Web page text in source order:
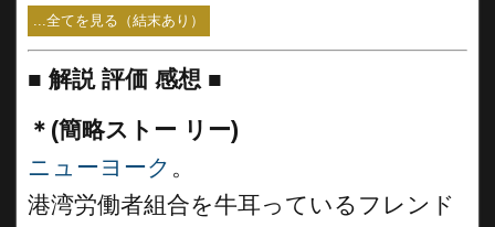
...全てを見る（結末あり）
■ 解説 評価 感想 ■
＊(簡略ストー リー)
ニューヨーク 。
港湾労働者組合を牛耳っているフレンド